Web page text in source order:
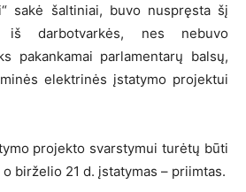
sakė šaltiniai, buvo nuspręsta šį
iš darbotvarkės, nes nebuvo
pakankamai parlamentarų balsų,
elektrinės įstatymo projektui
projekto svarstymui turėtų būti
birželio 21 d. įstatymas – priimtas.